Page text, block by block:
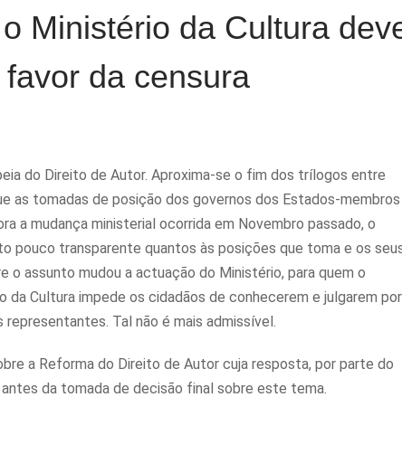
Ministério da Cultura
da censura
do Direito de Autor. Aproxima-se o fim dos trílogos entre
as tomadas de posição dos governos dos Estados-membros
a mudança ministerial ocorrida em Novembro passado, o
pouco transparente quantos às posições que toma e os
assunto mudou a actuação do Ministério, para quem o
Cultura impede os cidadãos de conhecerem e julgarem por
Tal não é mais admissível.
a Reforma do Direito de Autor cuja resposta, por parte do
da tomada de decisão final sobre este tema.